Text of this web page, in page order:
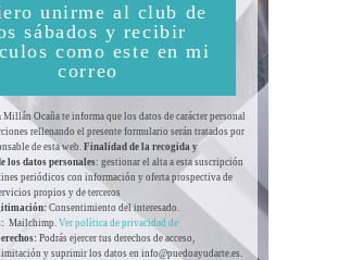
Ocaña te informa que los datos de carácter personal
rellenando el presente formulario serán tratados por
de esta web. Finalidad de la recogida y
los datos personales: gestionar el alta a esta suscripción
periódicos con información y oferta prospectiva de
propios y de terceros
Consentimiento del interesado.
Mailchimp. Ver política de privacidad de
Podrás ejercer tus derechos de acceso,
y suprimir los datos en info@puedoayudarte.es.
unirme al club de
sábados y recibir
como este en mi
correo